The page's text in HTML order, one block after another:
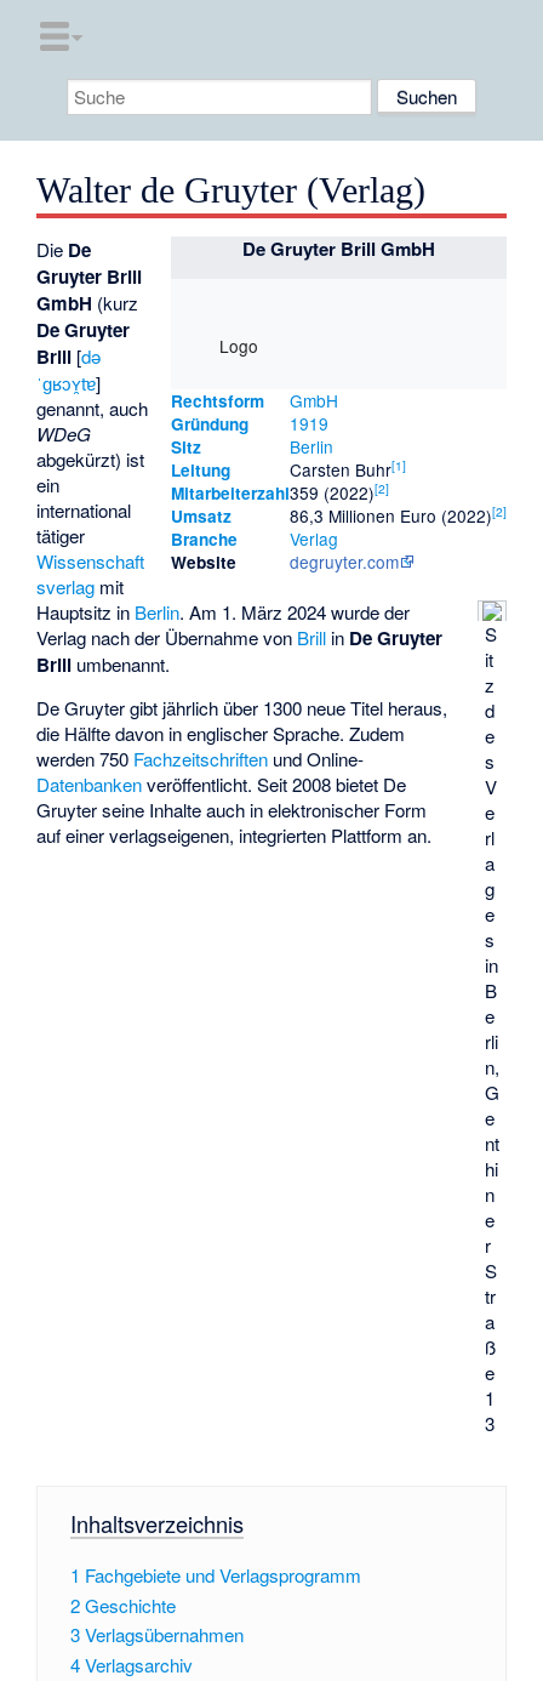
Walter de Gruyter (Verlag)
De Gruyter Brill GmbH
Logo
Rechtsform GmbH
Gründung 1919
Sitz Berlin
Leitung Carsten Buhr[1]
Mitarbeiterzahl359 (2022)[2]
Umsatz 86,3 Millionen Euro (2022)[2]
Branche Verlag
Website degruyter.com
S
it
z
d
e
s
V
e
rl
a
g
e
s
in
B
e
rli
n,
G
e
nt
hi
n
e
r
S
tr
a
ß
e
1
3
Die De
Gruyter Brill
GmbH (kurz
De Gruyter
Brill [də
ˈɡʁɔʏ̯tɐ]
genannt, auch
WDeG
abgekürzt) ist
ein
international
tätiger
Wissenschaft
sverlag mit
Hauptsitz in Berlin. Am 1. März 2024 wurde der
Verlag nach der Übernahme von Brill in De Gruyter
Brill umbenannt.
De Gruyter gibt jährlich über 1300 neue Titel heraus,
die Hälfte davon in englischer Sprache. Zudem
werden 750 Fachzeitschriften und Online-
Datenbankenveröffentlicht. Seit 2008 bietet De
Gruyter seine Inhalte auch in elektronischer Form
auf einer verlagseigenen, integrierten Plattform an.
Inhaltsverzeichnis
1 Fachgebiete und Verlagsprogramm
2Geschichte
3Verlagsübernahmen
4Verlagsarchiv